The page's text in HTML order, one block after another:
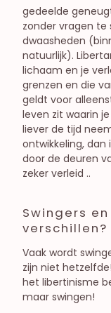
gedeelde
zonder vragen te
dwaasheden
natuurlijk).
lichaam en je
grenzen en die
geldt voor
leven zit waarin
liever de tijd
ontwikkeling, dan
door de deuren
zeker verleid ..
Swingers
verschillen?
Vaak wordt
zijn niet
het libertinisme
maar swingen!